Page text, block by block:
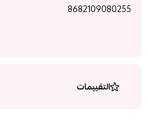
8682109080255
التقييمات